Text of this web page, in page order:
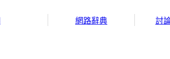
網路辭典 討